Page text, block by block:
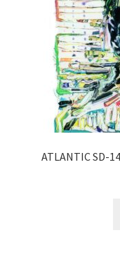
ATLANTIC SD-